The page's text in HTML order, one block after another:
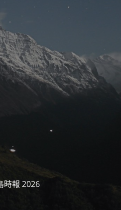
時報 2026